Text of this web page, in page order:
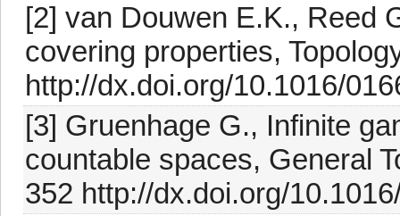
[2] van Douwen E.K., Reed
covering properties,
http://dx.doi.org/10.1016/
[3] Gruenhage G., Infinite
countable spaces, General
352 http://dx.doi.org/